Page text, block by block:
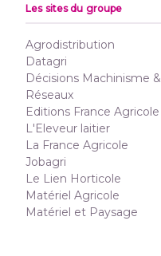
Les sites du groupe
Agrodistribution
Datagri
Décisions Machinisme &
Réseaux
Editions France Agricole
L'Eleveur laitier
La France Agricole
Jobagri
Le Lien Horticole
Matériel Agricole
Matériel et Paysage